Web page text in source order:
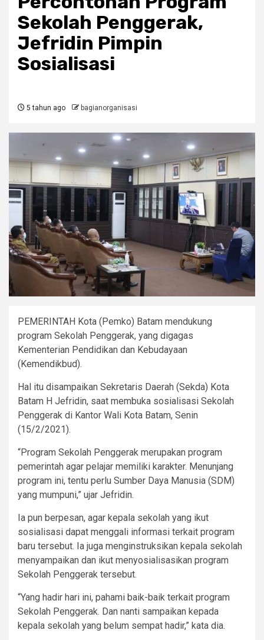
Sekolah Penggerak,
Jefridin Pimpin
Sosialisasi
5 tahun ago bagianorganisasi
PEMERINTAH Kota (Pemko) Batam mendukung
program Sekolah Penggerak, yang digagas
Kementerian Pendidikan dan Kebudayaan
(Kemendikbud).
Hal itu disampaikan Sekretaris Daerah (Sekda) Kota
Batam H Jefridin, saat membuka sosialisasi Sekolah
Penggerak di Kantor Wali Kota Batam, Senin
(15/2/2021).
“Program Sekolah Penggerak merupakan program
pemerintah agar pelajar memiliki karakter. Menunjang
program ini, tentu perlu Sumber Daya Manusia (SDM)
yang mumpuni,” ujar Jefridin.
Ia pun berpesan, agar kepala sekolah yang ikut
sosialisasi dapat menggali informasi terkait program
baru tersebut. Ia juga menginstruksikan kepala sekolah
menyampaikan dan ikut menyosialisasikan program
Sekolah Penggerak tersebut.
“Yang hadir hari ini, pahami baik-baik terkait program
Sekolah Penggerak. Dan nanti sampaikan kepada
kepala sekolah yang belum sempat hadir,” kata dia.